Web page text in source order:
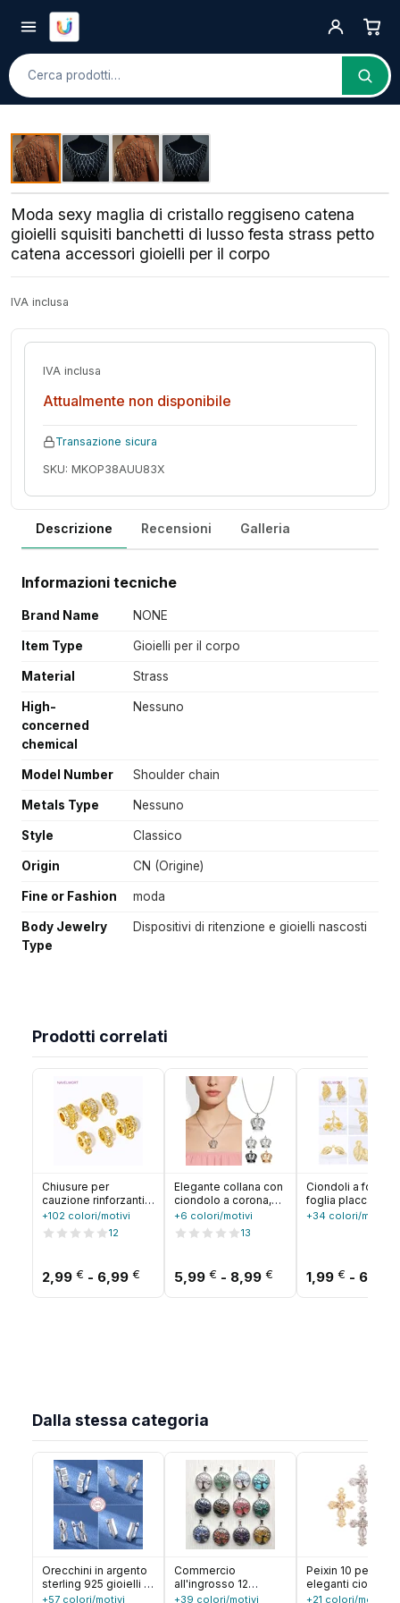
Cerca
Moda sexy maglia di cristallo reggiseno catena
gioielli squisiti banchetti di lusso festa strass petto
catena accessori gioielli per il corpo
IVA inclusa
IVA inclusa
Attualmente non disponibile
Transazione sicura
SKU: MKOP38AUU83X
Descrizione Recensioni Galleria
Informazioni tecniche
Brand Name NONE
Item Type Gioielli per il corpo
Material Strass
High-
concerned
chemical
Nessuno
Model Number Shoulder chain
Metals Type Nessuno
Style Classico
Origin CN (Origine)
Fine or Fashion moda
Body Jewelry
Type
Dispositivi di ritenzione e gioielli nascosti
Prodotti correlati
Chiusure per
cauzione rinforzanti
con ciondolo
incernierato placcato
oro 18 carati Bail per
per la creazione di
gioielli Accessori per
la creazione di
+102 colori/motivi
12
2,99 € - 6,99 € Fascia di prezzo: da 2,99 € a 6,99 €
Elegante collana con
ciondolo a corona,
grande catena con
clavicola, catena per
maglione,
gioielli di moda,
colori multipli per
regalo per donne e
+6 colori/motivi
13
5,99 € - 8,99 € Fascia di prezzo:
Ciondoli a forma
foglia placcati oro
carati per la
da te per la
creazione di
orecchini
+34 colori/motivi
1,99 € - 6,99
Dalla stessa categoria
Orecchini in argento
sterling 925 gioielli di
alta qualità retrò
+57 colori/motivi
Commercio
all'ingrosso 12
pz/lotto moda pietra
+39 colori/motivi
Peixin 10 pezzi
eleganti ciondoli
croce strass
+21 colori/motivi